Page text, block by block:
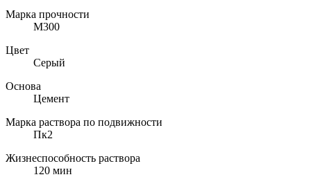
Марка прочности
М300
Цвет
Серый
Основа
Цемент
Марка раствора по подвижности
Пк2
Жизнеспособность раствора
120 мин